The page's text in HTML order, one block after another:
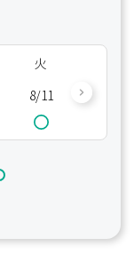
火
8/11
8/12